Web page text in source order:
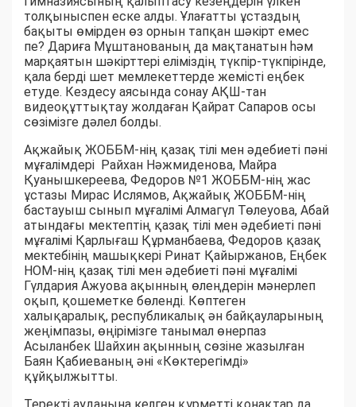
толқыныспен еске алды. Ұлағатты ұстаздың
бақыты өмірден өз орнын тапқан шәкірт емес
пе? Дариға Мұштанованың да мақтанатын һәм
марқаятын шәкірттері еліміздің түкпір-түкпірінде,
қала берді шет мемлекеттерде жемісті еңбек
етуде. Кездесу аясында сонау АҚШ-тан
видеоқұттықтау жолдаған Қайрат Сапаров осы
сөзімізге дәлел болды.
Ақжайық ЖОББМ-нің қазақ тілі мен әдебиеті пәні
мұғалімдері Райхан Нәжмиденова, Майра
Қуанышкереева, Федоров №1 ЖОББМ-нің жас
ұстазы Мирас Ислямов, Ақжайық ЖОББМ-нің
бастауыш сынып мұғалімі Алмагүл Төлеуова, Абай
атындағы мектептің қазақ тілі мен әдебиеті пәні
мұғалімі Қарлығаш Құрманбаева, Федоров қазақ
мектебінің машықкері Ринат Қайыржанов, Еңбек
НОМ-нің қазақ тілі мен әдебиеті пәні мұғалімі
Гүлдария Ажуова ақынның өлеңдерін мәнерлеп
оқып, қошеметке бөленді. Көптеген
халықаралық, республикалық ән байқауларының
жеңімпазы, өңірімізге танымал өнерпаз
Асыланбек Шайхин ақынның сөзіне жазылған
Баян Қабиеваның әні «Көктерегімді»
құйқылжытты.